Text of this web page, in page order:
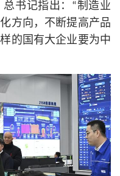
总书记指出：“制造业
方向，不断提高产品
的国有大企业要为中